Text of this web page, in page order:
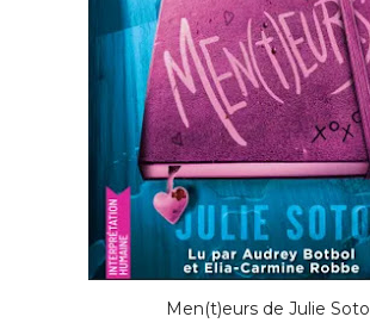
Men(t)eurs de Julie Soto